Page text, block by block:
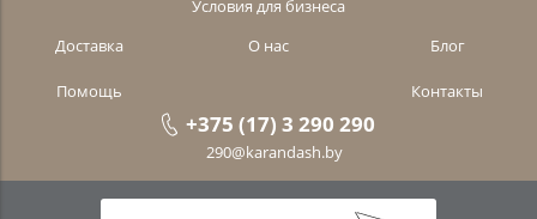
Условия для бизнеса
Доставка
О нас Блог
Помощь Контакты
+375 (17) 3 290 290
290@karandash.by